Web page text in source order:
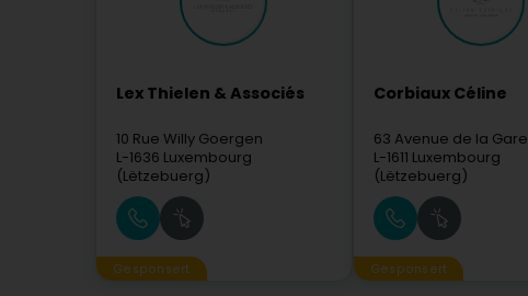
Lex Thielen & Associés
10 Rue Willy Goergen
L-1636 Luxembourg
(Lëtzebuerg)
Gesponsert
Corbiaux Céline
63 Avenue de la Gare
L-1611 Luxembourg
(Lëtzebuerg)
Gesponsert